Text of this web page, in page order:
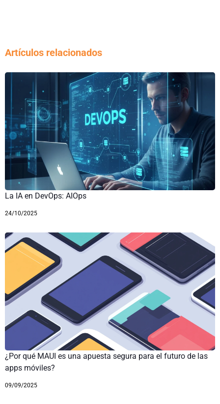
Artículos relacionados
La IA en DevOps: AIOps
24/10/2025
¿Por qué MAUI es una apuesta segura para el futuro de las
apps móviles?
09/09/2025